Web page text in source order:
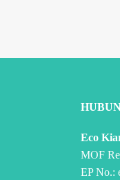
Eco
MOF
EP No.: